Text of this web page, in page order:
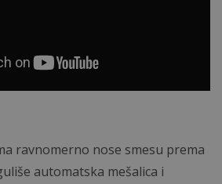
ravnomerno nose smesu prema
automatska mešalica i